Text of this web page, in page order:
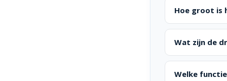
Hoe groot is
Wat zijn de
Welke